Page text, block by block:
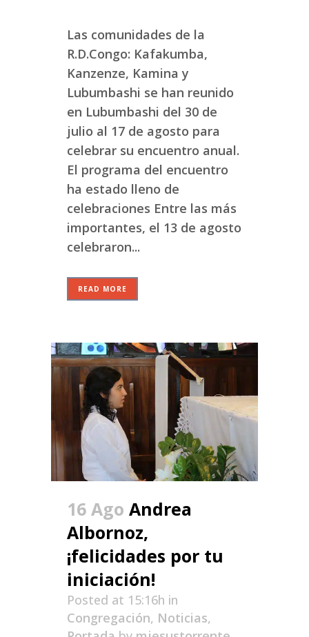
Las comunidades de la
R.D.Congo: Kafakumba,
Kanzenze, Kamina y
Lubumbashi se han reunido
en Lubumbashi del 30 de
julio al 17 de agosto para
celebrar su encuentro anual.
El programa del encuentro
ha estado lleno de
celebraciones Entre las más
importantes, el 13 de agosto
celebraron...
READ MORE
16 Ago Andrea
Albornoz,
¡felicidades por tu
iniciación!
Posted at 15:16h in
Congregación, Noticias,